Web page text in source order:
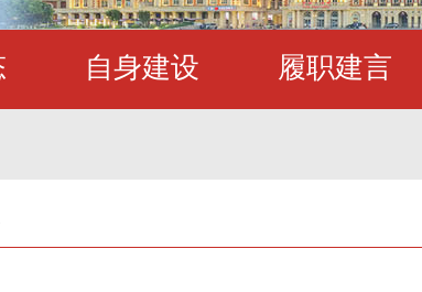
自身建设 履职建言